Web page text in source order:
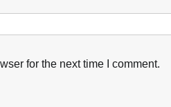
for the next time I comment.